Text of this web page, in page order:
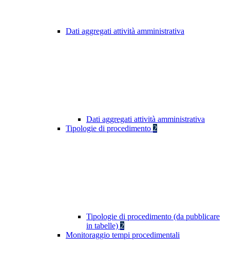
Dati aggregati attività amministrativa
Dati aggregati attività amministrativa
Tipologie di procedimento 2
Tipologie di procedimento (da pubblicare
in tabelle) 2
Monitoraggio tempi procedimentali